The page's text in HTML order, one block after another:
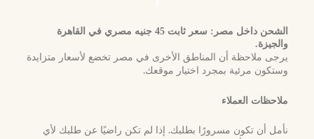
الشحن داخل مصر: سعر ثابت 45 جنيه مصري في القاهرة
والجيزة.
يرجى ملاحظة أن المناطق الأخرى في مصر تخضع لأسعار متزايدة
وستكون مرئية بمجرد اختيار موقعك.
ملاحظات العملاء
نأمل أن تكون مسرورًا بطلبك. إذا لم تكن راضيًا عن طلبك لأي